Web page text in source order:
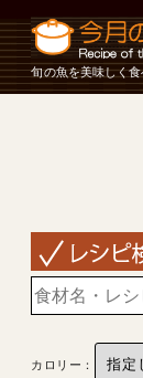
旬の魚を美味しく
カロリー：